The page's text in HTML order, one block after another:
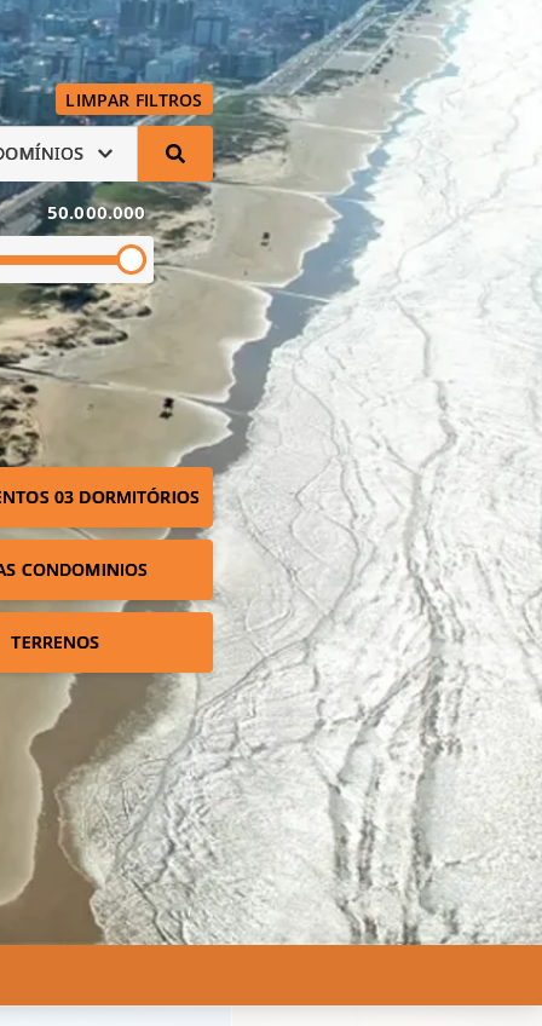
LIMPAR FILTROS
50.000.000
03 DORMITÓRIOS
CONDOMINIOS
TERRENOS